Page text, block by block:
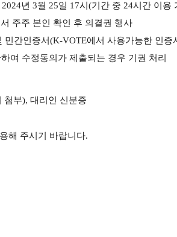
2024년3월 25일 17시(기간 중 24시간 이용
주주 본인 확인 후 의결권 행사
민간인증서(K-VOTE에서 사용가능한 인증
여 수정동의가 제출되는 경우 기권 처리
첨부), 대리인 신분증
해 주시기 바랍니다.